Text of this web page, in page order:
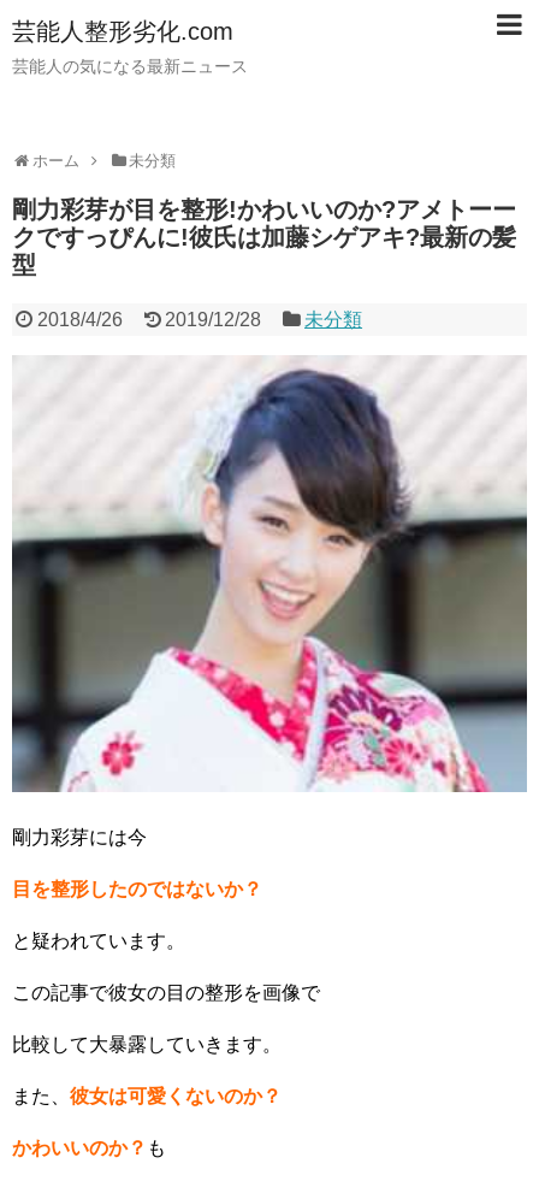
芸能人整形劣化.com
芸能人の気になる最新ニュース
ホーム 未分類
剛力彩芽が目を整形!かわいいのか?アメトーー
クですっぴんに!彼氏は加藤シゲアキ?最新の髪
型
2018/4/26 2019/12/28 未分類
剛力彩芽には今
目を整形したのではないか？
と疑われています。
この記事で彼女の目の整形を画像で
比較して大暴露していきます。
また、 彼女は可愛くないのか？
かわいいのか？ も